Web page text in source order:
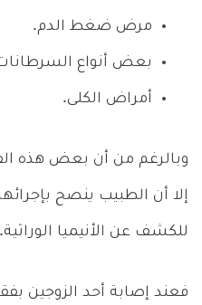
مرض ضغط الدم.
بعض أنواع
أمراض الكلى.
وبالرغم من أن بعض هذه
إلا أن الطبيب ينصح
للكشف عن الأنيميا الوراثية.
فعند إصابة أحد الزوجين